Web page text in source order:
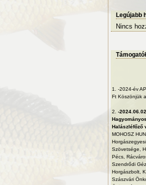
Legújabb
Nincs
1.
-2024-év
Ft Köszönjük
2.
-
Halászléfőző
MOHOSZ
Szövetsége,
Pécs,
Szendrődi
Horgászbolt,
Szászvári